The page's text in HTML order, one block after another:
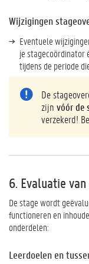
Wijzigingen
Eventuele
je stagecoördinator
tijdens de periode
De
zijn vóór de
verzekerd!
6. Evaluatie
De stage wordt
functioneren en
onderdelen:
Leerdoelen en